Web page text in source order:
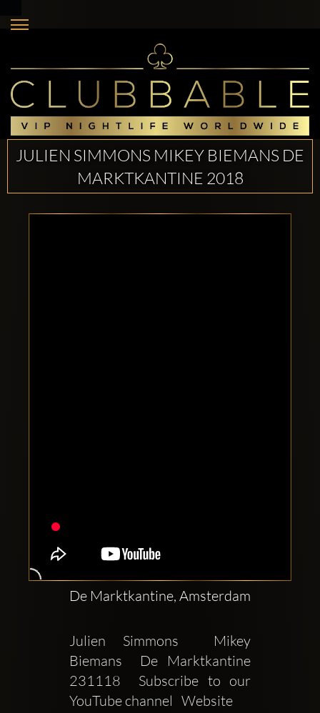
JULIEN SIMMONS MIKEY BIEMANS DE
MARKTKANTINE 2018
De Marktkantine, Amsterdam
Julien Simmons  Mikey
Biemans  De Marktkantine
231118  Subscribe to our
YouTube channel   Website